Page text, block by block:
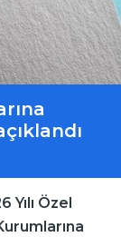
Özel